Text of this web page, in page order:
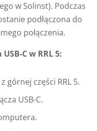
w Solinst). Podczas
podłączona do
połączenia.
C w RRL 5:
górnej części RRL 5.
USB-C.